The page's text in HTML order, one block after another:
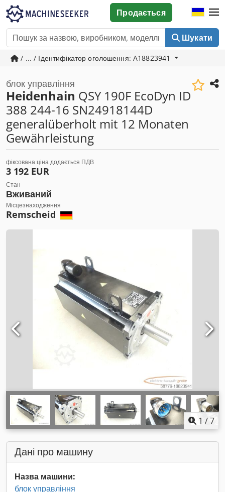
Шукати
Продається
/ ... / Ідентифікатор оголошення: A18823941
блок управління
Heidenhain QSY 190F EcoDyn ID
388 244-16 SN24918144D
generalüberholt mit 12 Monaten
Gewährleistung
фіксована ціна додається ПДВ
3 192 EUR
Стан
Вживаний
Місцезнаходження
Remscheid
1 /7
Дані про машину
Назва машини:
блок управління